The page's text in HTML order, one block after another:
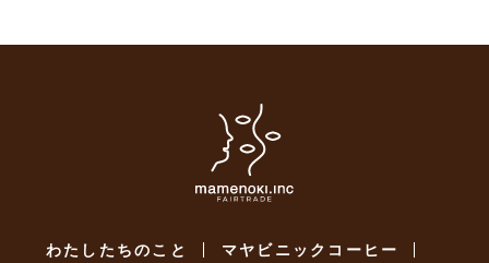
わたしたちのこと
マヤビニックコーヒー